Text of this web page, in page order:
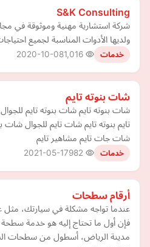
S&K Consulting
شركة استشارية مهنية وموثوقة في
ولديها الأدوات المناسبة لجميع
خدمات 2020-10-08
شات بنوته تايم
شات بنوته تايم شات بنوته تايم
تايم بنوته تايم شات تايم للجوال شات
شات جات تايم مشاهير تايم
خدمات 2021-05-17
أرقام سطحات
عندما تواجه مشكلة في سيارتك،
فإن أول ما تحتاج إليه هو خدمة
مدينة الرياض، أسطول من سطحات